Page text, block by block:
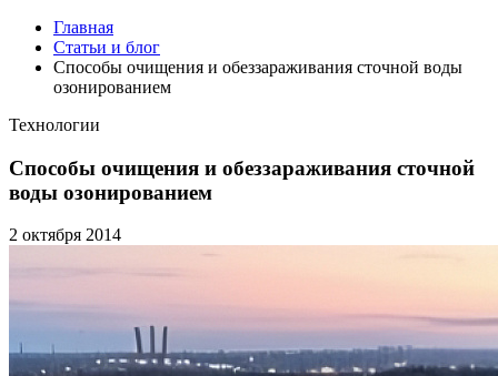
Главная
Статьи и блог
Способы очищения и обеззараживания сточной воды
озонированием
Технологии
Способы очищения и обеззараживания сточной
воды озонированием
2 октября 2014